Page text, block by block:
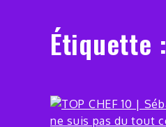
Étiquette :